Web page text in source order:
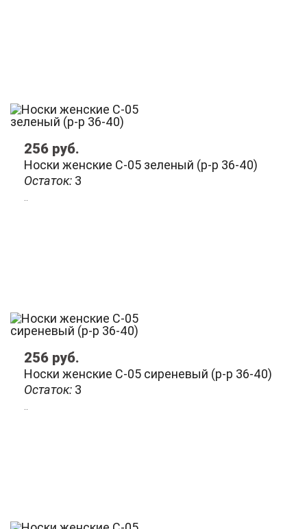
Остаток: 3
Носки женские C-05 зеленый (р-р 36-40)
256 руб.
Остаток: 3
Носки женские C-05 сиреневый (р-р 36-40)
256 руб.